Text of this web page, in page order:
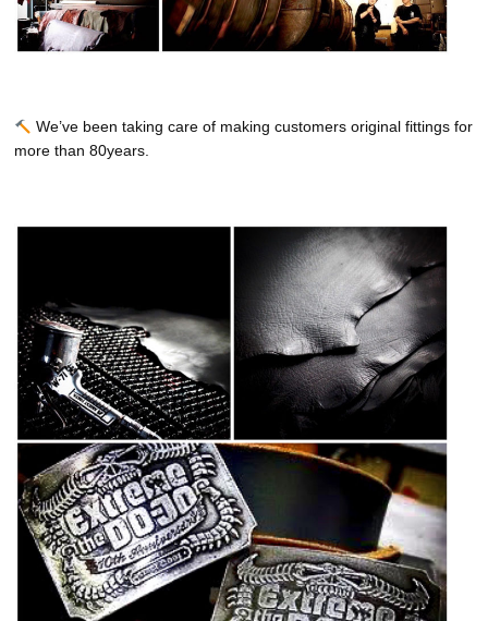
We’ve been taking care of making customers original fittings for
more than 80years.